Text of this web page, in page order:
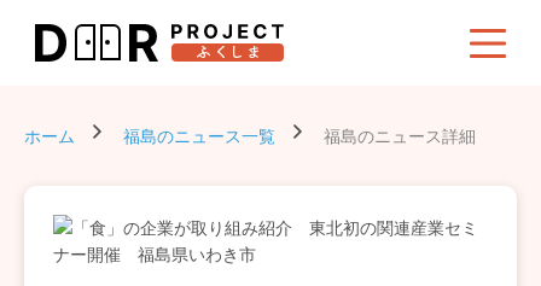
ホーム 福島のニュース一覧 福島のニュース詳細